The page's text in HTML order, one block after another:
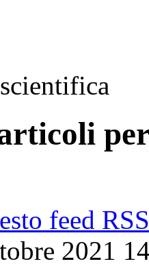
feed RSS
2021